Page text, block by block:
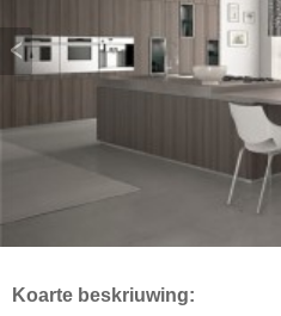
Koarte beskriuwing: